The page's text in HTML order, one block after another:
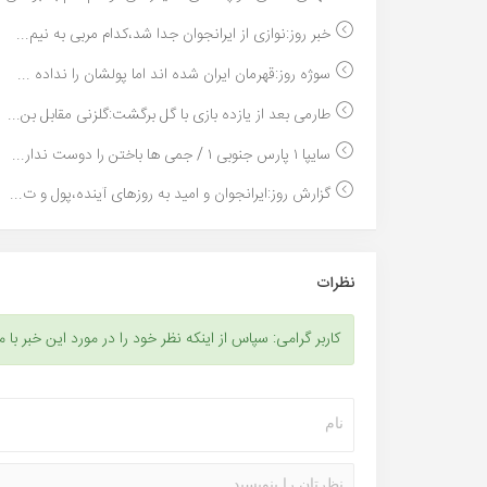
خبر روز:نوازی از ایرانجوان جدا شد،کدام مربی به نیم...
سوژه روز:قهرمان ایران شده اند اما پولشان را نداده ...
طارمی بعد از یازده بازی با گل برگشت:گلزنی مقابل بن...
سایپا ۱ پارس جنوبی ۱ / جمی ها باختن را دوست ندار...
گزارش روز:ایرانجوان و امید به روزهای آینده،پول و ت...
نظرات
کاربر گرامی: سپاس از اینکه نظر خود را در مورد این خبر